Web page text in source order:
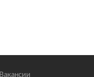
Вакансии